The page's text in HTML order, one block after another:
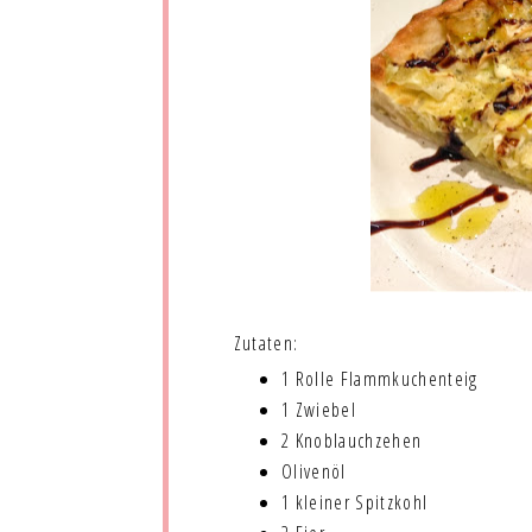
Zutaten:
1 Rolle Flammkuchenteig
1 Zwiebel
2 Knoblauchzehen
Olivenöl
1 kleiner Spitzkohl